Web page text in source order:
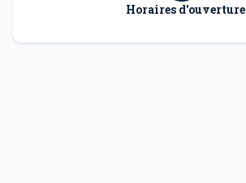
Horaires d'ouverture